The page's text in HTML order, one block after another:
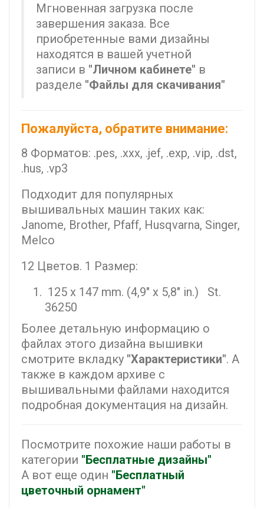
Мгновенная загрузка после
завершения заказа. Все
приобретенные вами дизайны
находятся в вашей учетной
записи в "Личном кабинете" в
разделе "Файлы для скачивания"
Пожалуйста, обратите внимание:
8 Форматов: .pes, .xxx, .jef, .exp, .vip, .dst,
.hus, .vp3
Подходит для популярных
вышивальных машин таких как:
Janome, Brother, Pfaff, Husqvarna, Singer,
Melco
12 Цветов. 1 Размер:
125 x 147 mm. (4,9" x 5,8" in.) St.
36250
Более детальную информацию о
файлах этого дизайна вышивки
смотрите вкладку "Характеристики". А
также в каждом архиве с
вышивальными файлами находится
подробная документация на дизайн.
Посмотрите похожие наши работы в
категории "Бесплатные дизайны"
А вот еще один "Бесплатный
цветочный орнамент"